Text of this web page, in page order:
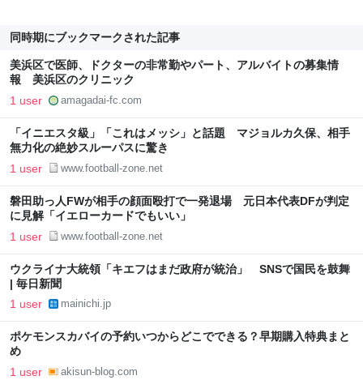
同時期にブックマークされた記事
美浜区で医師、ドクターの非常勤やパート、アルバイトの募集情
報 美浜区のクリニック
1 user amagadai-fc.com
「イニエスタ級」「これはメッシ」と話題 マジョルカ久保、相手
無力化の絶妙スルーパスに驚き
1 user www.football-zone.net
磐田助っ人FWが相手の顔面殴打で一発退場 元日本代表DFが判定
に見解「イエローカードでもいい」
1 user www.football-zone.net
ウクライナ大統領「キエフはまだ政府が統治」 SNSで国民を鼓舞
| 毎日新聞
1 user mainichi.jp
ポケモンスカバイの予約いつからどこでできる？早期購入特典まと
め
1 user akisun-blog.com